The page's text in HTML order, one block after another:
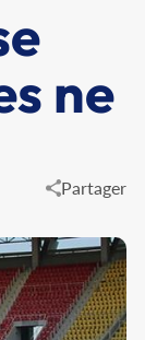
ne
Partager